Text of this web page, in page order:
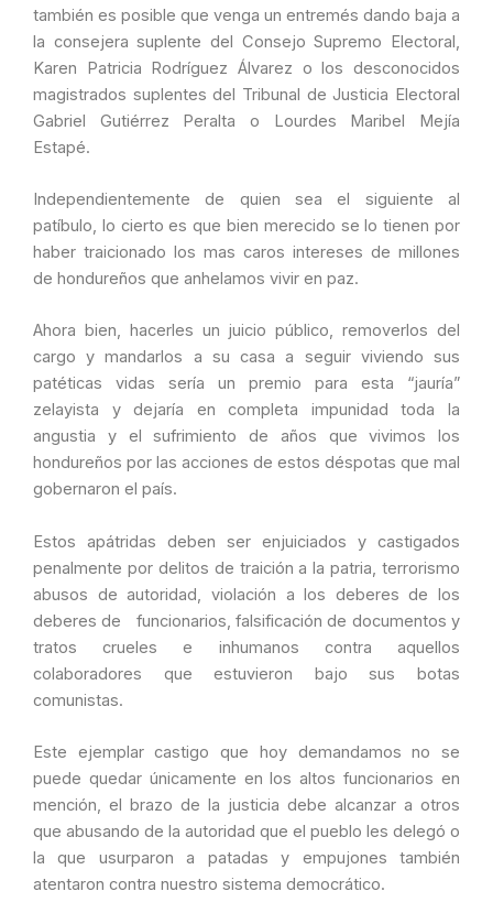
también es posible que venga un entremés dando baja a
la consejera suplente del Consejo Supremo Electoral,
Karen Patricia Rodríguez Álvarez o los desconocidos
magistrados suplentes del Tribunal de Justicia Electoral
Gabriel Gutiérrez Peralta o Lourdes Maribel Mejía
Estapé.
Independientemente de quien sea el siguiente al
patíbulo, lo cierto es que bien merecido se lo tienen por
haber traicionado los mas caros intereses de millones
de hondureños que anhelamos vivir en paz.
Ahora bien, hacerles un juicio público, removerlos del
cargo y mandarlos a su casa a seguir viviendo sus
patéticas vidas sería un premio para esta “jauría”
zelayista y dejaría en completa impunidad toda la
angustia y el sufrimiento de años que vivimos los
hondureños por las acciones de estos déspotas que mal
gobernaron el país.
Estos apátridas deben ser enjuiciados y castigados
penalmente por delitos de traición a la patria, terrorismo
abusos de autoridad, violación a los deberes de los
deberes de funcionarios, falsificación de documentos y
tratos crueles e inhumanos contra aquellos
colaboradores que estuvieron bajo sus botas
comunistas.
Este ejemplar castigo que hoy demandamos no se
puede quedar únicamente en los altos funcionarios en
mención, el brazo de la justicia debe alcanzar a otros
que abusando de la autoridad que el pueblo les delegó o
la que usurparon a patadas y empujones también
atentaron contra nuestro sistema democrático.